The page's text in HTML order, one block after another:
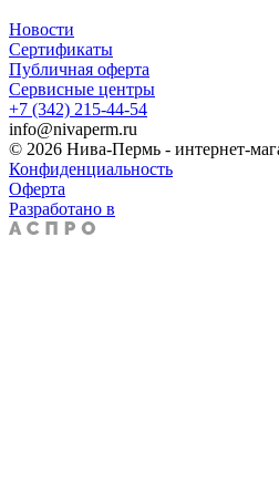
Новости
Сертификаты
Публичная оферта
Сервисные центры
+7 (342) 215-44-54
info@nivaperm.ru
© 2026 Нива-Пермь - интернет-
Конфиденциальность
Оферта
Разработано в